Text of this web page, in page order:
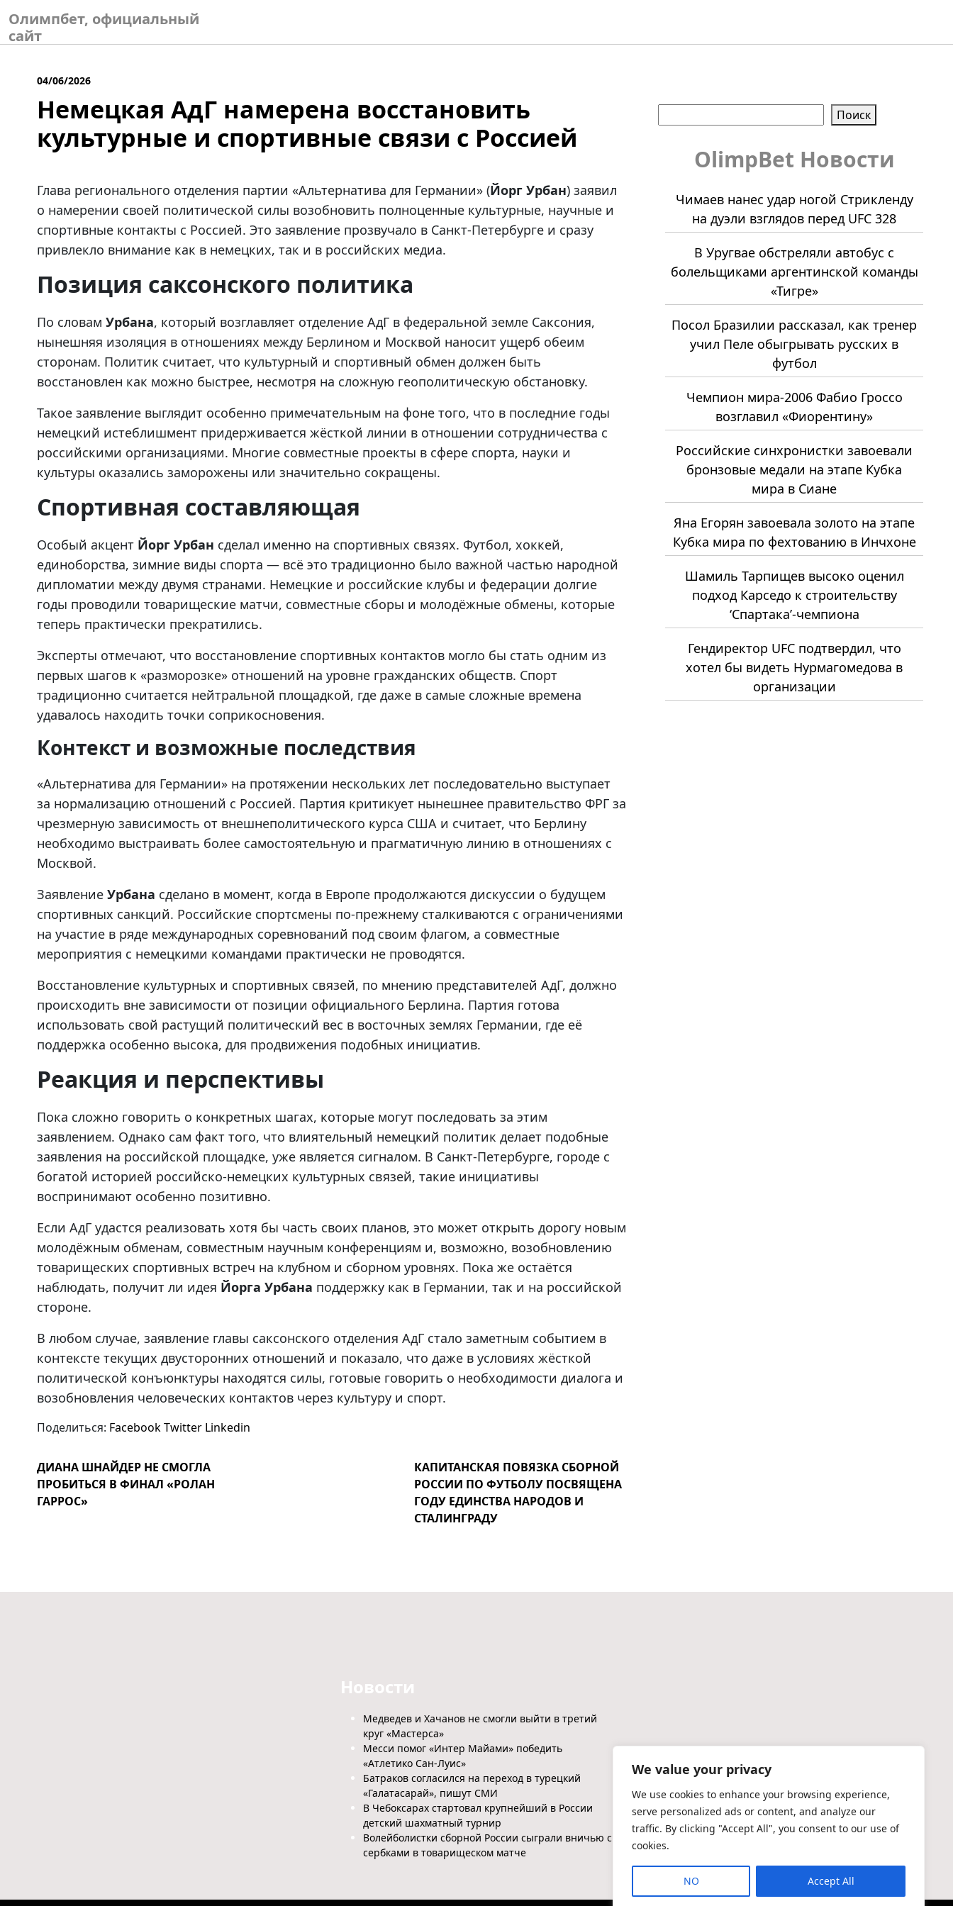
We value your privacy
We use cookies to enhance your browsing experience,
serve personalized ads or content, and analyze our
traffic. By clicking "Accept All", you consent to our use of
cookies.
NO Accept All
to
content
Олимпбет, официальный
сайт
04/06/2026
Немецкая АдГ намерена восстановить
культурные и спортивные связи с Россией
Глава регионального отделения партии «Альтернатива для Германии» (Йорг Урбан) заявил
о намерении своей политической силы возобновить полноценные культурные, научные и
спортивные контакты с Россией. Это заявление прозвучало в Санкт-Петербурге и сразу
привлекло внимание как в немецких, так и в российских медиа.
Позиция саксонского политика
По словам Урбана, который возглавляет отделение АдГ в федеральной земле Саксония,
нынешняя изоляция в отношениях между Берлином и Москвой наносит ущерб обеим
сторонам. Политик считает, что культурный и спортивный обмен должен быть
восстановлен как можно быстрее, несмотря на сложную геополитическую обстановку.
Такое заявление выглядит особенно примечательным на фоне того, что в последние годы
немецкий истеблишмент придерживается жёсткой линии в отношении сотрудничества с
российскими организациями. Многие совместные проекты в сфере спорта, науки и
культуры оказались заморожены или значительно сокращены.
Спортивная составляющая
Особый акцент Йорг Урбан сделал именно на спортивных связях. Футбол, хоккей,
единоборства, зимние виды спорта — всё это традиционно было важной частью народной
дипломатии между двумя странами. Немецкие и российские клубы и федерации долгие
годы проводили товарищеские матчи, совместные сборы и молодёжные обмены, которые
теперь практически прекратились.
Эксперты отмечают, что восстановление спортивных контактов могло бы стать одним из
первых шагов к «разморозке» отношений на уровне гражданских обществ. Спорт
традиционно считается нейтральной площадкой, где даже в самые сложные времена
удавалось находить точки соприкосновения.
Контекст и возможные последствия
«Альтернатива для Германии» на протяжении нескольких лет последовательно выступает
за нормализацию отношений с Россией. Партия критикует нынешнее правительство ФРГ за
чрезмерную зависимость от внешнеполитического курса США и считает, что Берлину
необходимо выстраивать более самостоятельную и прагматичную линию в отношениях с
Москвой.
Заявление Урбана сделано в момент, когда в Европе продолжаются дискуссии о будущем
спортивных санкций. Российские спортсмены по-прежнему сталкиваются с ограничениями
на участие в ряде международных соревнований под своим флагом, а совместные
мероприятия с немецкими командами практически не проводятся.
Восстановление культурных и спортивных связей, по мнению представителей АдГ, должно
происходить вне зависимости от позиции официального Берлина. Партия готова
использовать свой растущий политический вес в восточных землях Германии, где её
поддержка особенно высока, для продвижения подобных инициатив.
Реакция и перспективы
Пока сложно говорить о конкретных шагах, которые могут последовать за этим
заявлением. Однако сам факт того, что влиятельный немецкий политик делает подобные
заявления на российской площадке, уже является сигналом. В Санкт-Петербурге, городе с
богатой историей российско-немецких культурных связей, такие инициативы
воспринимают особенно позитивно.
Если АдГ удастся реализовать хотя бы часть своих планов, это может открыть дорогу новым
молодёжным обменам, совместным научным конференциям и, возможно, возобновлению
товарищеских спортивных встреч на клубном и сборном уровнях. Пока же остаётся
наблюдать, получит ли идея Йорга Урбана поддержку как в Германии, так и на российской
стороне.
В любом случае, заявление главы саксонского отделения АдГ стало заметным событием в
контексте текущих двусторонних отношений и показало, что даже в условиях жёсткой
политической конъюнктуры находятся силы, готовые говорить о необходимости диалога и
возобновления человеческих контактов через культуру и спорт.
Поделиться: FacebookTwitter Linkedin
ДИАНА ШНАЙДЕР НЕ СМОГЛА
ПРОБИТЬСЯ В ФИНАЛ «РОЛАН
ГАРРОС»
КАПИТАНСКАЯ ПОВЯЗКА СБОРНОЙ
РОССИИ ПО ФУТБОЛУ ПОСВЯЩЕНА
ГОДУ ЕДИНСТВА НАРОДОВ И
СТАЛИНГРАДУ
Поиск
OlimpBet Новости
Чимаев нанес удар ногой Стрикленду
на дуэли взглядов перед UFC 328
В Уругвае обстреляли автобус с
болельщиками аргентинской команды
«Тигре»
Посол Бразилии рассказал, как тренер
учил Пеле обыгрывать русских в
футбол
Чемпион мира-2006 Фабио Гроссо
возглавил «Фиорентину»
Российские синхронистки завоевали
бронзовые медали на этапе Кубка
мира в Сиане
Яна Егорян завоевала золото на этапе
Кубка мира по фехтованию в Инчхоне
Шамиль Тарпищев высоко оценил
подход Карседо к строительству
‘Спартака’-чемпиона
Гендиректор UFC подтвердил, что
хотел бы видеть Нурмагомедова в
организации
Новости
Медведев и Хачанов не смогли выйти в третий
круг «Мастерса»
Месси помог «Интер Майами» победить
«Атлетико Сан-Луис»
Батраков согласился на переход в турецкий
«Галатасарай», пишут СМИ
В Чебоксарах стартовал крупнейший в России
детский шахматный турнир
Волейболистки сборной России сыграли вничью с
сербками в товарищеском матче